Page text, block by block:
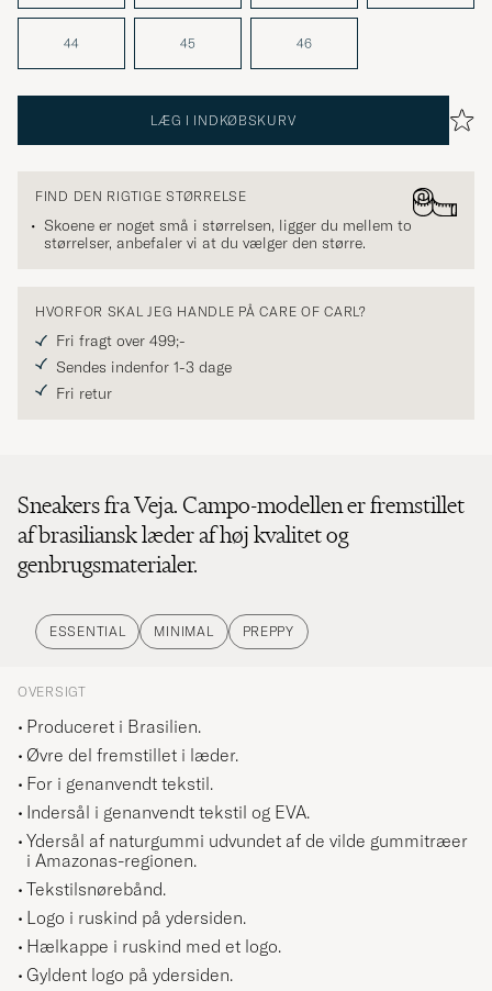
44 45 46
LÆG I INDKØBSKURV
FIND DEN RIGTIGE STØRRELSE
Skoene er noget små i størrelsen, ligger du mellem to
størrelser, anbefaler vi at du vælger den større.
HVORFOR SKAL JEG HANDLE PÅ CARE OF CARL?
Fri fragt over 499;-
Sendes indenfor 1-3 dage
Fri retur
Sneakers fra Veja. Campo-modellen er fremstillet
af brasiliansk læder af høj kvalitet og
genbrugsmaterialer.
ESSENTIAL MINIMAL PREPPY
OVERSIGT
Produceret i Brasilien.
Øvre del fremstillet i læder.
For i genanvendt tekstil.
Indersål i genanvendt tekstil og EVA.
Ydersål af naturgummi udvundet af de vilde gummitræer
i Amazonas-regionen.
Tekstilsnørebånd.
Logo i ruskind på ydersiden.
Hælkappe i ruskind med et logo.
Gyldent logo på ydersiden.